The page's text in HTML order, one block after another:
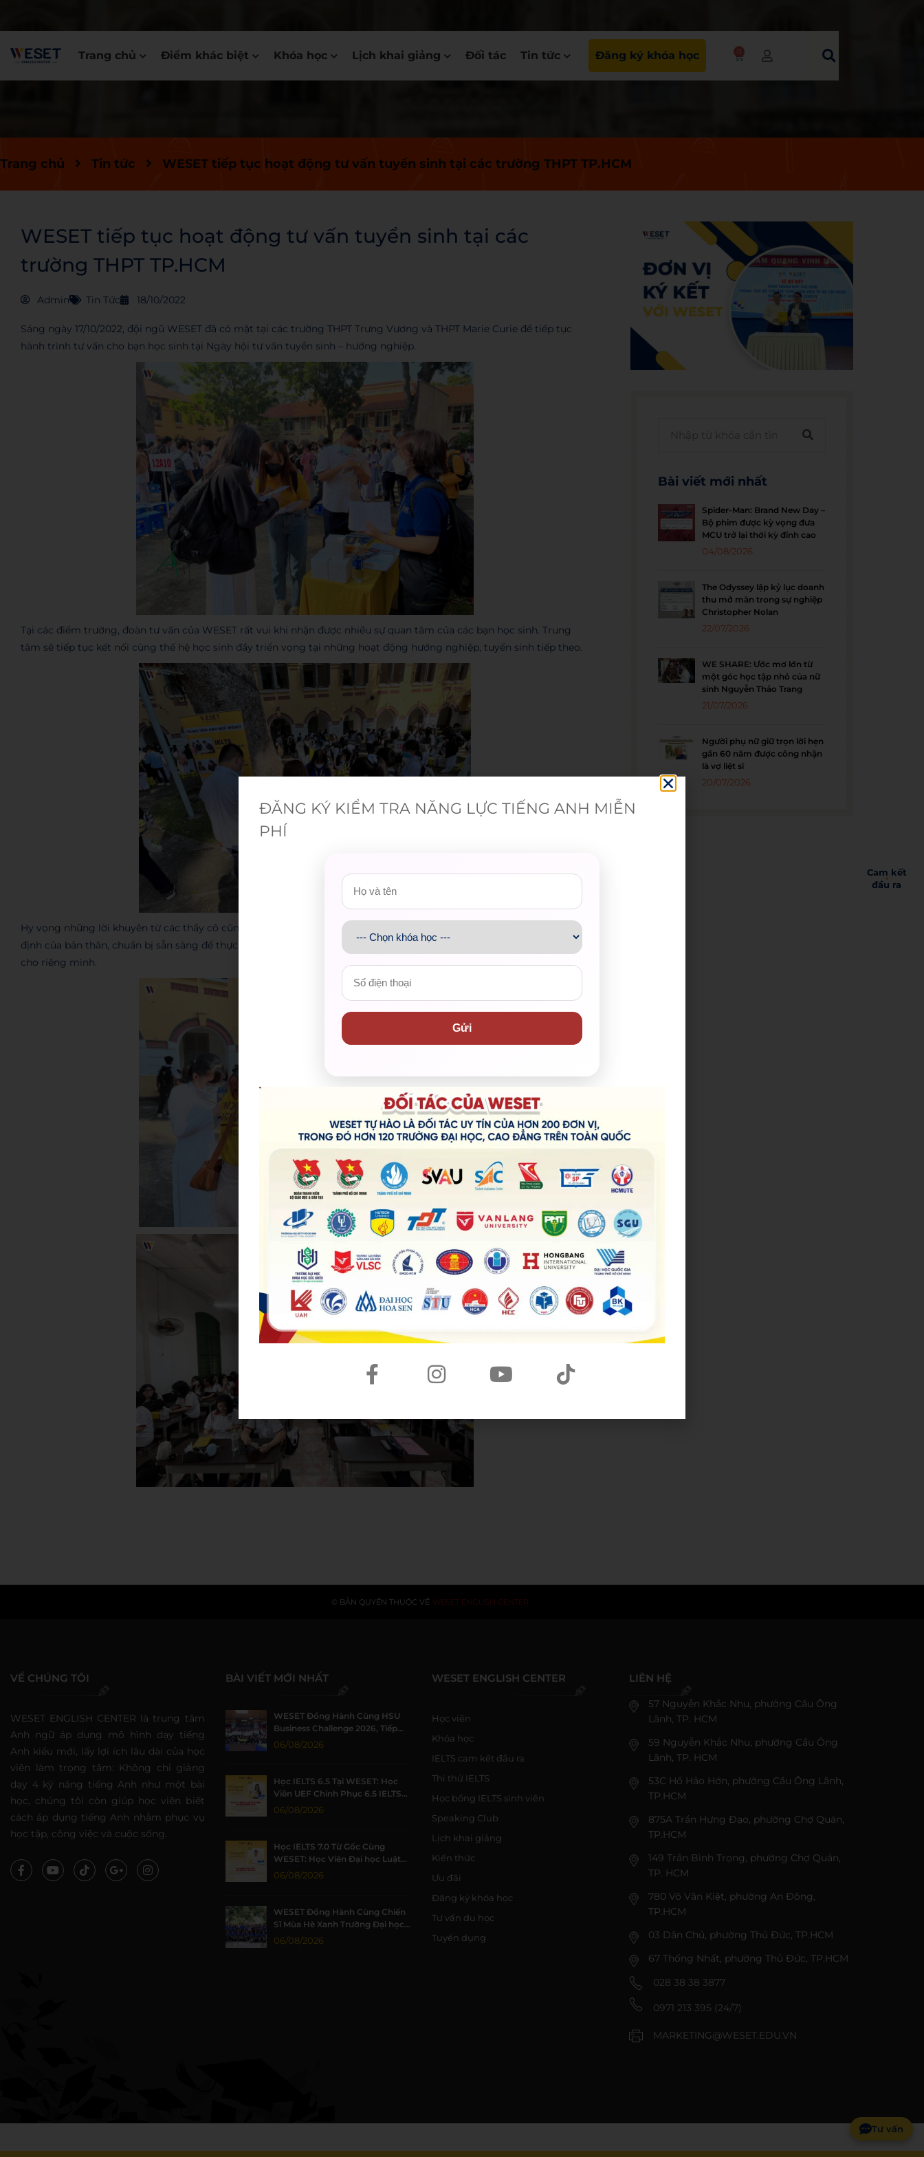
Trang chủ Điểm khác biệt Khóa học Lịch khai giảng Đối tác Tin tức Đăng ký khóa học 0
Trang chủ Tin tức WESET tiếp tục hoạt động tư vấn tuyển sinh tại các trường THPT TP.HCM
WESET tiếp tục hoạt động tư vấn tuyển sinh tại các
trường THPT TP.HCM
Admin Tin Tức 18/10/2022
Sáng ngày 17/10/2022, đội ngũ WESET đã có mặt tại các trường THPT Trưng Vương và THPT Marie Curie để tiếp tục
hành trình tư vấn cho bạn học sinh tại Ngày hội tư vấn tuyển sinh – hướng nghiệp.
Tại các điểm trường, đoàn tư vấn của WESET rất vui khi nhận được nhiều sự quan tâm của các bạn học sinh. Trung
tâm sẽ tiếp tục kết nối cùng thế hệ học sinh đầy triển vọng tại những hoạt động hướng nghiệp, tuyển sinh tiếp theo.
Hy vọng những lời khuyên từ các thầy cô cũng như các anh chị tư vấn viên WESET, các bạn sẽ thêm tự tin với quyết
định của bản thân, chuẩn bị sẵn sàng để thực hiện những cột mốc quan trọng sắp tới, chinh phục con đường học tập
cho riêng mình.
Bài viết mới nhất
Spider-Man: Brand New Day –
Bộ phim được kỳ vọng đưa
MCU trở lại thời kỳ đỉnh cao
04/08/2026
The Odyssey lập kỷ lục doanh
thu mở màn trong sự nghiệp
Christopher Nolan
22/07/2026
WE SHARE: Ước mơ lớn từ
một góc học tập nhỏ của nữ
sinh Nguyễn Thảo Trang
21/07/2026
Người phụ nữ giữ trọn lời hẹn
gần 60 năm được công nhận
là vợ liệt sĩ
20/07/2026
© BẢN QUYỀN THUỘC VỀ WESET ENGLISH CENTER
VỀ CHÚNG TÔI
WESET ENGLISH CENTER là trung tâm
Anh ngữ áp dụng mô hình dạy tiếng
Anh kiểu mới, lấy lợi ích lâu dài của học
viên làm trọng tâm: Không chỉ giảng
dạy 4 kỹ năng tiếng Anh như một bài
học, chúng tôi còn giúp học viên biết
cách áp dụng tiếng Anh nhằm phục vụ
học tập, công việc và cuộc sống.
BÀI VIẾT MỚI NHẤT
WESET Đồng Hành Cùng HSU
Business Challenge 2026, Tiếp
Sức Sinh Viên Khởi Nghiệp
06/08/2026
Học IELTS 6.5 Tại WESET: Học
Viên UEF Chinh Phục 6.5 IELTS
Nhờ Môi Trường Học Tập Chất
06/08/2026
Học IELTS 7.0 Từ Gốc Cùng
WESET: Học Viên Đại học Luật
TP.HCM Đạt 7.0 IELTS
06/08/2026
WESET Đồng Hành Cùng Chiến
Sĩ Mùa Hè Xanh Trường Đại học
Khoa học Tự nhiên, ĐHQG-HCM
06/08/2026
WESET ENGLISH CENTER
Học viên
Khóa học
IELTS cam kết đầu ra
Thi thử IELTS
Học bổng IELTS sinh viên
Speaking Club
Lịch khai giảng
Kiến thức
Ưu đãi
Đăng ký khóa học
Tư vấn du học
Tuyển dụng
LIÊN HỆ
57 Nguyễn Khắc Nhu, phường Cầu Ông
Lãnh, TP. HCM
59 Nguyễn Khắc Nhu, phường Cầu Ông
Lãnh, TP. HCM
53C Hồ Hảo Hớn, phường Cầu Ông Lãnh,
TP.HCM
875A Trần Hưng Đạo, phường Chợ Quán,
TP.HCM
149 Trần Bình Trọng, phường Chợ Quán,
TP. HCM
780 Võ Văn Kiệt, phường An Đông,
TP.HCM
03 Dân Chủ, phường Thủ Đức, TP.HCM
67 Thống Nhất, phường Thủ Đức, TP.HCM
028 38 38 3877
0971 213 395 (24/7)
MARKETING@WESET.EDU.VN
Tư vấn
Cam kết
đầu ra
ĐĂNG KÝ KIỂM TRA NĂNG LỰC TIẾNG ANH MIỄN
PHÍ
Gửi